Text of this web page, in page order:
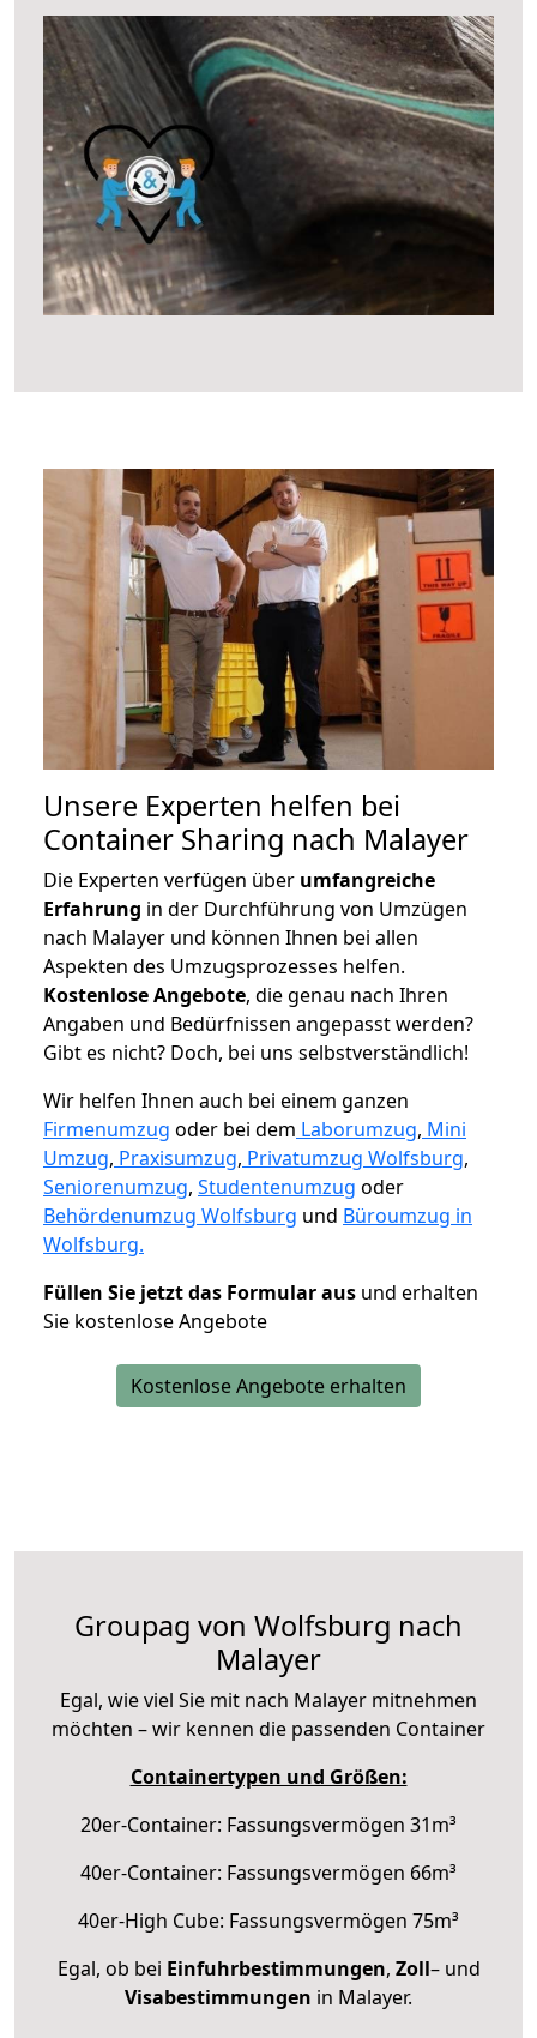
Unsere Experten helfen bei
Container Sharing nach Malayer
Die Experten verfügen über umfangreiche
Erfahrung in der Durchführung von Umzügen
nach Malayer und können Ihnen bei allen
Aspekten des Umzugsprozesses helfen.
Kostenlose Angebote, die genau nach Ihren
Angaben und Bedürfnissen angepasst werden?
Gibt es nicht? Doch, bei uns selbstverständlich!
Wir helfen Ihnen auch bei einem ganzen
Firmenumzug oder bei dem Laborumzug, Mini
Umzug, Praxisumzug, Privatumzug Wolfsburg,
Seniorenumzug, Studentenumzug oder
Behördenumzug Wolfsburg und Büroumzug in
Wolfsburg.
Füllen Sie jetzt das Formular aus und erhalten
Sie kostenlose Angebote
Kostenlose Angebote erhalten
Groupag von Wolfsburg nach
Malayer
Egal, wie viel Sie mit nach Malayer mitnehmen
möchten – wir kennen die passenden Container
Containertypen und Größen:
20er-Container: Fassungsvermögen 31m³
40er-Container: Fassungsvermögen 66m³
40er-High Cube: Fassungsvermögen 75m³
Egal, ob bei Einfuhrbestimmungen, Zoll– und
Visabestimmungen in Malayer.